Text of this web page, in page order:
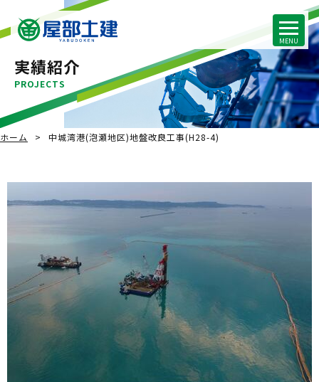
実績紹介
PROJECTS
ホーム 中城湾港(泡瀬地区)地盤改良工事(H28-4)